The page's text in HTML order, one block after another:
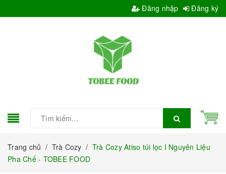
Đăng nhập Đăng ký
Trang chủ / Trà Cozy / Trà Cozy Atiso túi lọc I Nguyên Liệu
Pha Chế - TOBEE FOOD